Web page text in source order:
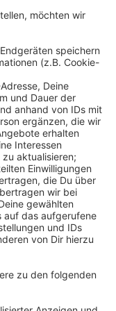
dass sich der
alle Fichten
dass die
Waldbesucher
gefällt
Hektar und damit
entlang der
statt. Sie muss
Die Arbeiten
bis Februar.